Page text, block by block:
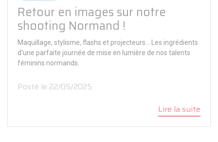
Retour en images sur notre
shooting Normand !
Maquillage, stylisme, flashs et projecteurs... Les ingrédients
d'une parfaite journée de mise en lumière de nos talents
féminins normands.
Posté le 22/05/2025
Lire la suite